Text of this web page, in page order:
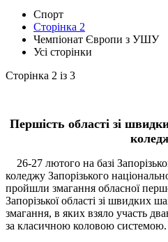
Спорт
Сторінка 2
Чемпіонат Європи з УШУ
Усі сторінки
Сторінка 2 із 3
Першість області зі
26-27 лютого на базі
коледжу Запорізького
пройшли змагання обласної
Запорізької області зі швидких
змагання, в яких взяло участь
за класичною коловою системою.